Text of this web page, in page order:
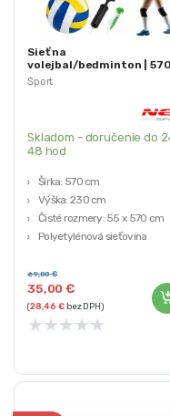
Šport
Sieť na
volejbal/bedminton | 570
cm
Skladom - doručenie do
48 hod
Šírka: 570 cm
Výška: 230 cm
Čisté rozmery: 55 x 570 cm
Polyetylénová sieťovina
35,00€
69,00€
(28,46€bez DPH)
★★★★★